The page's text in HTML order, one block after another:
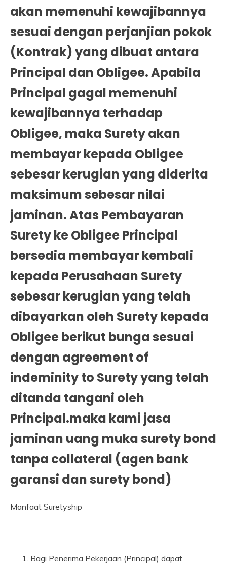
akan memenuhi kewajibannya
sesuai dengan perjanjian pokok
(Kontrak) yang dibuat antara
Principal dan Obligee. Apabila
Principal gagal memenuhi
kewajibannya terhadap
Obligee, maka Surety akan
membayar kepada Obligee
sebesar kerugian yang diderita
maksimum sebesar nilai
jaminan. Atas Pembayaran
Surety ke Obligee Principal
bersedia membayar kembali
kepada Perusahaan Surety
sebesar kerugian yang telah
dibayarkan oleh Surety kepada
Obligee berikut bunga sesuai
dengan agreement of
indeminity to Surety yang telah
ditanda tangani oleh
Principal.maka kami jasa
jaminan uang muka surety bond
tanpa collateral (agen bank
garansi dan surety bond)
Manfaat Suretyship
Bagi Penerima Pekerjaan (Principal) dapat